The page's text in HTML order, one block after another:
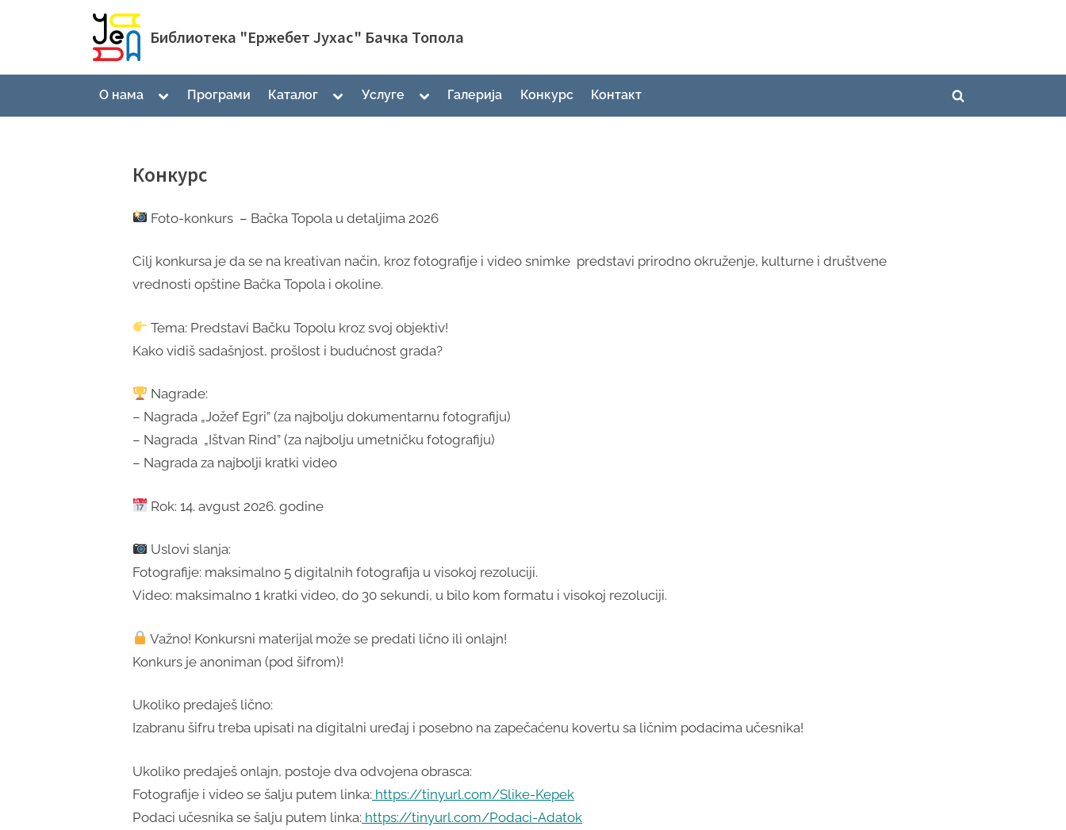
Библиотека "Ержебет Јухас" Бачка Топола
О нама
Toggle
menu
Програми Каталог
Toggle
menu
Услуге
Toggle
menu
Галерија Конкурс Контакт
Toggle
Конкурс
Foto-konkurs – Bačka Topola u detaljima 2026
Cilj konkursa je da se na kreativan način, kroz fotografije i video snimke predstavi prirodno okruženje, kulturne i društvene
vrednosti opštine Bačka Topola i okoline.
Tema: Predstavi Bačku Topolu kroz svoj objektiv!
Kako vidiš sadašnjost, prošlost i budućnost grada?
Nagrade:
– Nagrada „Jožef Egri” (za najbolju dokumentarnu fotografiju)
– Nagrada „Ištvan Rind” (za najbolju umetničku fotografiju)
– Nagrada za najbolji kratki video
Rok: 14. avgust 2026. godine
Uslovi slanja:
Fotografije: maksimalno 5 digitalnih fotografija u visokoj rezoluciji.
Video: maksimalno 1 kratki video, do 30 sekundi, u bilo kom formatu i visokoj rezoluciji.
Važno! Konkursni materijal može se predati lično ili onlajn!
Konkurs je anoniman (pod šifrom)!
Ukoliko predaješ lično:
Izabranu šifru treba upisati na digitalni uređaj i posebno na zapečaćenu kovertu sa ličnim podacima učesnika!
Ukoliko predaješ onlajn, postoje dva odvojena obrasca:
Fotografije i video se šalju putem linka: https://tinyurl.com/Slike-Kepek
Podaci učesnika se šalju putem linka: https://tinyurl.com/Podaci-Adatok